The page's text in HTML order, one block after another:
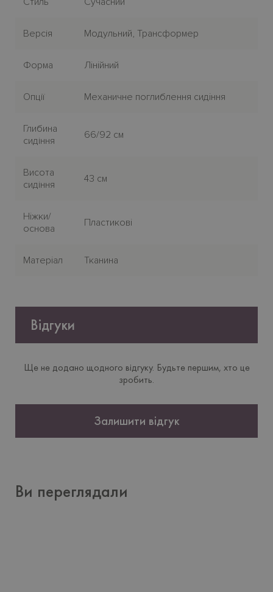
Версія Модульний, Трансформер
Форма Лiнiйний
Опції Механичне поглиблення сидiння
Глибина
сидіння
66/92 см
Висота
сидіння
43 см
Нiжки/
основа
Пластиковi
Матерiал Тканина
Відгуки
Ще не додано щодного відгуку. Будьте першим, хто це
зробить.
Залишити відгук
Ви переглядали